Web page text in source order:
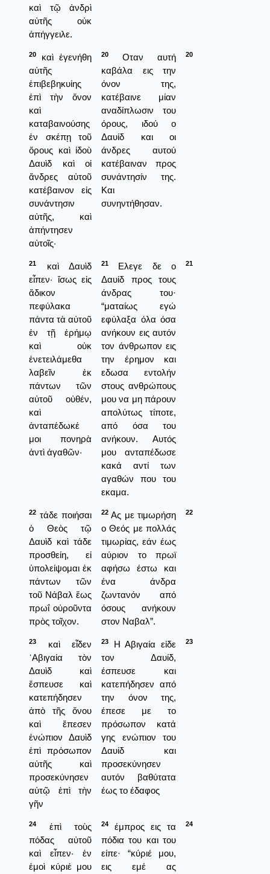
καὶ τῷ ἀνδρὶ
αὐτῆς οὐκ
ἀπήγγειλε.
20
καὶ ἐγενήθη
αὐτῆς
ἐπιβεβηκυίης
ἐπὶ τὴν ὄνον
καὶ
καταβαινούσης
ἐν σκέπῃ τοῦ
ὄρους καὶ ἰδοὺ
Δαυὶδ καὶ οἱ
ἄνδρες αὐτοῦ
κατέβαινον εἰς
συνάντησιν
αὐτῆς, καὶ
ἀπήντησεν
αὐτοῖς·
20
Οταν αυτή
καβάλα εις την
όνον της,
κατέβαινε μίαν
αναδίπλωσιν του
όρους, ιδού ο
Δαυίδ και οι
άνδρες αυτού
κατέβαιναν προς
συνάντησίν της.
Και
συνηντήθησαν.
20
21
καὶ Δαυὶδ
εἶπεν· ἴσως εἰς
ἄδικον
πεφύλακα
πάντα τὰ αὐτοῦ
ἐν τῇ ἐρήμῳ
καὶ οὐκ
ἐνετειλάμεθα
λαβεῖν ἐκ
πάντων τῶν
αὐτοῦ οὐθέν,
καὶ
ἀνταπέδωκέ
μοι πονηρὰ
ἀντὶ ἀγαθῶν·
21
Ελεγε δε ο
Δαυίδ προς τους
άνδρας του·
“ματαίως εγώ
εφύλαξα όλα όσα
ανήκουν εις αυτόν
τον άνθρωπον εις
την έρημον και
εδωσα εντολήν
στους ανθρώπους
μου να μη πάρουν
απολύτως τίποτε,
από όσα του
ανήκουν. Αυτός
μου ανταπέδωσε
κακά αντί των
αγαθών που του
εκαμα.
21
22 τάδε ποιήσαι
ὁ Θεὸς τῷ
Δαυὶδ καὶ τάδε
προσθείη, εἰ
ὑπολείψομαι ἐκ
πάντων τῶν
τοῦ Νάβαλ ἕως
πρωΐ οὐροῦντα
πρὸς τοῖχον.
22 Ας με τιμωρήση
ο Θεός με πολλάς
τιμωρίας, εάν έως
αύριον το πρωϊ
αφήσω έστω και
ένα άνδρα
ζωντανόν από
όσους ανήκουν
στον Ναβαλ”.
22
23
καὶ εἶδεν
᾿Αβιγαία τὸν
Δαυὶδ καὶ
ἔσπευσε καὶ
κατεπήδησεν
ἀπὸ τῆς ὄνου
καὶ ἔπεσεν
ἐνώπιον Δαυὶδ
ἐπὶ πρόσωπον
αὐτῆς καὶ
προσεκύνησεν
αὐτῷ ἐπὶ τὴν
γῆν
23
Η Αβιγαία είδε
τον Δαυίδ,
έσπευσε και
κατεπήδησεν από
την όνον της,
έπεσε με το
πρόσωπον κατά
γης ενώπιον του
Δαυίδ και
προσεκύνησεν
αυτόν βαθύτατα
έως το έδαφος
23
24
ἐπὶ τοὺς
πόδας αὐτοῦ
καὶ εἶπεν· ἐν
ἐμοὶ κύριέ μου
24
έμπρος εις τα
πόδια του και του
είπε· “κύριέ μου,
εις εμέ ας
24